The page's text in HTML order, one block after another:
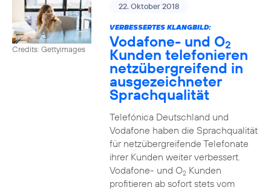
Credits: Gettyimages
22. Oktober 2018
VERBESSERTES KLANGBILD:
Vodafone- und O2
Kunden telefonieren
netzübergreifend in
ausgezeichneter
Sprachqualität
Telefónica Deutschland und
Vodafone haben die Sprachqualität
für netzübergreifende Telefonate
ihrer Kunden weiter verbessert.
Vodafone- und O2Kunden
profitieren ab sofort stets vom